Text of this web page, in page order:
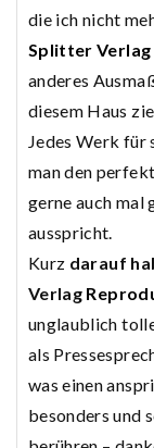
die ich nicht
Splitter Verlag
anderes
diesem Haus
Jedes Werk für
man den
gerne auch mal
ausspricht.
Kurz darauf
Verlag
unglaublich
als
was einen
besonders und